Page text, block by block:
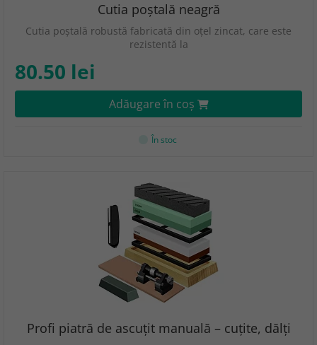
Cutia poștală neagră
Cutia poștală robustă fabricată din oțel zincat, care este
rezistentă la
80.50 lei
Adăugare în coş
În stoc
Profi piatră de ascuțit manuală – cuțite, dălți